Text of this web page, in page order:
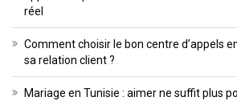
réel
Comment choisir le bon centre d’appels
sa relation client ?
Mariage en Tunisie : aimer ne suffit plus